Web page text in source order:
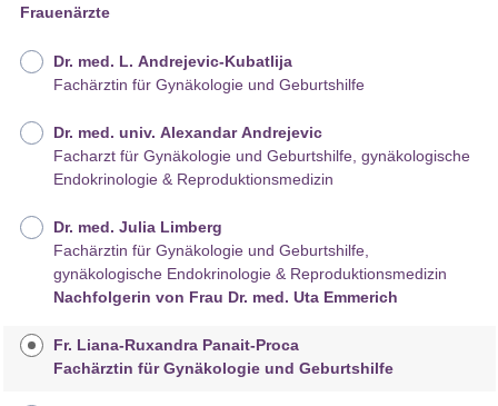
Frauenärzte
Dr. med. L. Andrejevic-Kubatlija
Fachärztin für Gynäkologie und Geburtshilfe
Dr. med. univ. Alexandar Andrejevic
Facharzt für Gynäkologie und Geburtshilfe, gynäkologische
Endokrinologie & Reproduktionsmedizin
Dr. med. Julia Limberg
Fachärztin für Gynäkologie und Geburtshilfe,
gynäkologische Endokrinologie & Reproduktionsmedizin
Nachfolgerin von Frau Dr. med. Uta Emmerich
Fr. Liana-Ruxandra Panait-Proca
Fachärztin für Gynäkologie und Geburtshilfe